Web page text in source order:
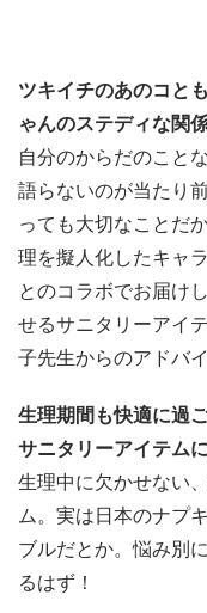
ツキイチのあのコと
ゃんのステディな関係
自分のからだのこと
語らないのが当たり
っても大切なことだ
理を擬人化したキャ
とのコラボでお届け
せるサニタリーアイ
子先生からのアドバイ
生理期間も快適に過
サニタリーアイテム
生理中に欠かせない
ム。実は日本のナプ
ブルだとか。悩み別
るはず！